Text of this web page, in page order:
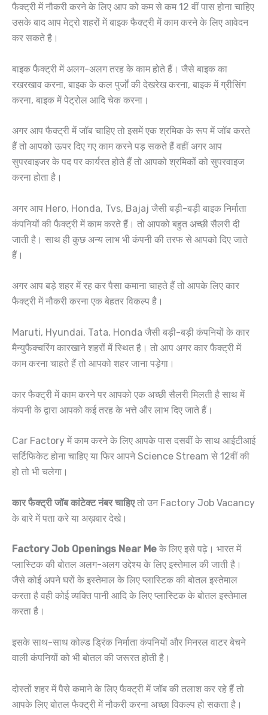
फैक्ट्री में नौकरी करने के लिए आप को कम से कम 12 वीं पास होना चाहिए
उसके बाद आप मेट्रो शहरों में बाइक फैक्ट्री में काम करने के लिए आवेदन
कर सकते है।
बाइक फैक्ट्री में अलग-अलग तरह के काम होते हैं। जैसे बाइक का
रखरखाव करना, बाइक के कल पुर्जों की देखरेख करना, बाइक में ग्रीसिंग
करना, बाइक में पेट्रोल आदि चेक करना।
अगर आप फैक्ट्री में जॉब चाहिए तो इसमें एक श्रमिक के रूप में जॉब करते
हैं तो आपको ऊपर दिए गए काम करने पड़ सकते हैं वहीं अगर आप
सुपरवाइजर के पद पर कार्यरत होते हैं तो आपको श्रमिकों को सुपरवाइज
करना होता है।
अगर आप Hero, Honda, Tvs, Bajaj जैसी बड़ी-बड़ी बाइक निर्माता
कंपनियों की फैक्ट्री में काम करते हैं। तो आपको बहुत अच्छी सैलरी दी
जाती है। साथ ही कुछ अन्य लाभ भी कंपनी की तरफ से आपको दिए जाते
हैं।
अगर आप बड़े शहर में रह कर पैसा कमाना चाहते हैं तो आपके लिए कार
फैक्ट्री में नौकरी करना एक बेहतर विकल्प है।
Maruti, Hyundai, Tata, Honda जैसी बड़ी-बड़ी कंपनियों के कार
मैन्युफैक्चरिंग कारखाने शहरों में स्थित है। तो आप अगर कार फैक्ट्री में
काम करना चाहते हैं तो आपको शहर जाना पड़ेगा।
कार फैक्ट्री में काम करने पर आपको एक अच्छी सैलरी मिलती है साथ में
कंपनी के द्वारा आपको कई तरह के भत्ते और लाभ दिए जाते हैं।
Car Factory में काम करने के लिए आपके पास दसवीं के साथ आईटीआई
सर्टिफिकेट होना चाहिए या फिर आपने Science Stream से 12वीं की
हो तो भी चलेगा।
कार फैक्ट्री जॉब कांटेक्ट नंबर चाहिएतो उन Factory Job Vacancy
के बारे में पता करे या अख़बार देखे।
Factory Job Openings Near Me के लिए इसे पढ़े। भारत में
प्लास्टिक की बोतल अलग-अलग उद्देश्य के लिए इस्तेमाल की जाती है।
जैसे कोई अपने घरों के इस्तेमाल के लिए प्लास्टिक की बोतल इस्तेमाल
करता है वही कोई व्यक्ति पानी आदि के लिए प्लास्टिक के बोतल इस्तेमाल
करता है।
इसके साथ-साथ कोल्ड ड्रिंक निर्माता कंपनियों और मिनरल वाटर बेचने
वाली कंपनियों को भी बोतल की जरूरत होती है।
दोस्तों शहर में पैसे कमाने के लिए फैक्ट्री में जॉब की तलाश कर रहे हैं तो
आपके लिए बोतल फैक्ट्री में नौकरी करना अच्छा विकल्प हो सकता है।